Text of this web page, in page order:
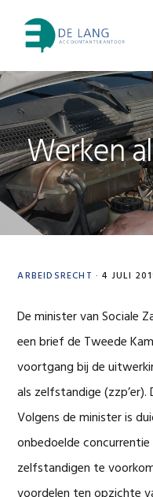
primary
navigation
content
primary
sidebar
footer
Werken
ARBEIDSRECHT · 4 JULI
De minister van Sociale
een brief de Tweede
voortgang bij de
als zelfstandige (zzp’er).
Volgens de minister is
onbedoelde
zelfstandigen te